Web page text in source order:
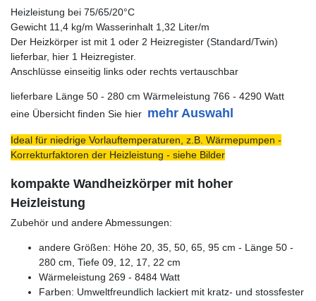
Heizleistung bei 75/65/20°C
Gewicht 11,4 kg/m Wasserinhalt 1,32 Liter/m
Der Heizkörper ist mit 1 oder 2 Heizregister (Standard/Twin)
lieferbar, hier 1 Heizregister.
Anschlüsse einseitig links oder rechts vertauschbar
lieferbare Länge 50 - 280 cm Wärmeleistung 766 - 4290 Watt
eine Übersicht finden Sie hier mehr Auswahl
Ideal für niedrige Vorlauftemperaturen, z.B. Wärmepumpen -
Korrekturfaktoren der Heizleistung - siehe Bilder
kompakte Wandheizkörper mit hoher
Heizleistung
Zubehör und andere Abmessungen:
andere Größen: Höhe 20, 35, 50, 65, 95 cm - Länge 50 -
280 cm, Tiefe 09, 12, 17, 22 cm
Wärmeleistung 269 - 8484 Watt
Farben: Umweltfreundlich lackiert mit kratz- und stossfester